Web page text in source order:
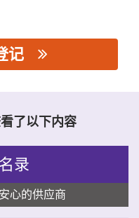
记
了以下内容
录
心的供应商